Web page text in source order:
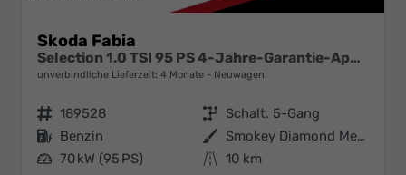
Skoda Fabia
Selection 1.0 TSI 95 PS 4-Jahre-Garantie-AppleCarPlay-AndroidAuto-LED-PDC-Sitzheizung-DAB-Klima
unverbindliche Lieferzeit: 4 Monate Neuwagen
Fahrzeugnr. 189528 Getriebe Schalt. 5-Gang
Kraftstoff Benzin Außenfarbe
Smokey Diamond Metallic
Leistung 70 kW (95 PS) Kilometerstand 10 km